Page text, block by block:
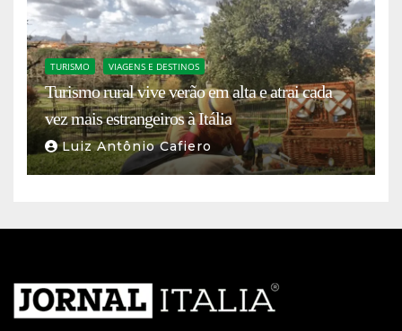
TURISMO VIAGENS E DESTINOS
Turismo rural vive verão em alta e atrai cada
vez mais estrangeiros à Itália
Luiz Antônio Cafiero